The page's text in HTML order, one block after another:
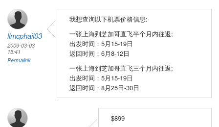
llmcphail03
2009-03-03
15:41
Permalink
我想查询以下机票价格信息:
一张上海到芝加哥直飞半个月内往返;
出发时间：5月15-19日
返回时间：6月8-12日
一张上海到芝加哥直飞三个月内往返;
出发时间：5月15-19日
返回时间：8月25日-30日
$899